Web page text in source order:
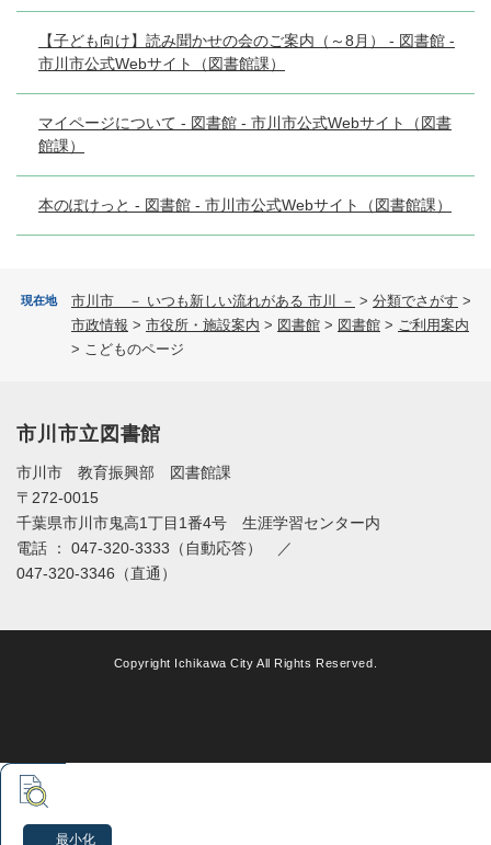
現在地 市川市 － いつも新しい流れがある 市川 － > 分類でさがす >
市政情報 > 市役所・施設案内 > 図書館 > 図書館 > ご利用案内
> こどものページ
【子ども向け】読み聞かせの会のご案内（～8月） - 図書館 -
市川市公式Webサイト（図書館課）
マイページについて - 図書館 - 市川市公式Webサイト（図書
館課）
本のぽけっと - 図書館 - 市川市公式Webサイト（図書館課）
市川市立図書館
市川市 教育振興部 図書館課
〒272-0015
千葉県市川市鬼高1丁目1番4号 生涯学習センター内
電話 ： 047-320-3333（自動応答） ／
047-320-3346（直通）
Copyright Ichikawa City All Rights Reserved.
最小化